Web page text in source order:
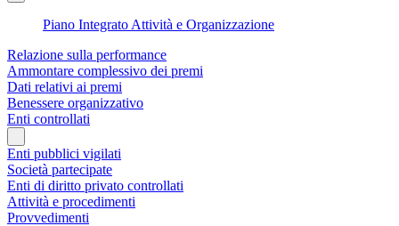
Piano Integrato Attività e Organizzazione
Relazione sulla performance
Ammontare complessivo dei premi
Dati relativi ai premi
Benessere organizzativo
Enti controllati
Enti pubblici vigilati
Società partecipate
Enti di diritto privato controllati
Attività e procedimenti
Provvedimenti